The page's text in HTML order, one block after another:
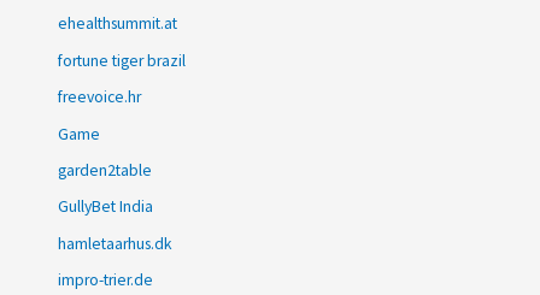
ehealthsummit.at
fortune tiger brazil
freevoice.hr
Game
garden2table
GullyBet India
hamletaarhus.dk
impro-trier.de